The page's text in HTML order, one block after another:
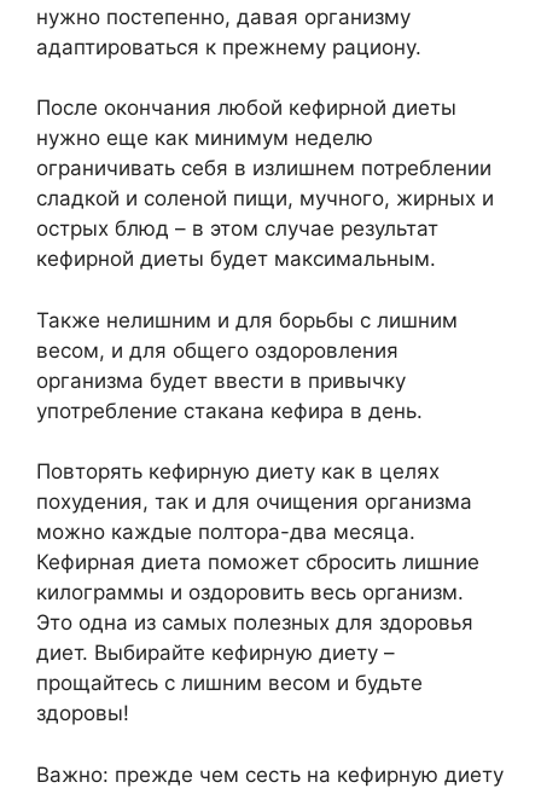
нужно постепенно, давая организму
адаптироваться к прежнему рациону.
После окончания любой кефирной диеты
нужно еще как минимум неделю
ограничивать себя в излишнем потреблении
сладкой и соленой пищи, мучного, жирных и
острых блюд – в этом случае результат
кефирной диеты будет максимальным.
Также нелишним и для борьбы с лишним
весом, и для общего оздоровления
организма будет ввести в привычку
употребление стакана кефира в день.
Повторять кефирную диету как в целях
похудения, так и для очищения организма
можно каждые полтора-два месяца.
Кефирная диета поможет сбросить лишние
килограммы и оздоровить весь организм.
Это одна из самых полезных для здоровья
диет. Выбирайте кефирную диету –
прощайтесь с лишним весом и будьте
здоровы!
Важно: прежде чем сесть на кефирную диету